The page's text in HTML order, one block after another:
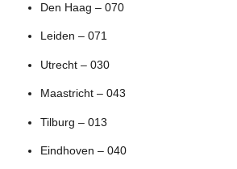
Den Haag – 070
Leiden – 071
Utrecht – 030
Maastricht – 043
Tilburg – 013
Eindhoven – 040